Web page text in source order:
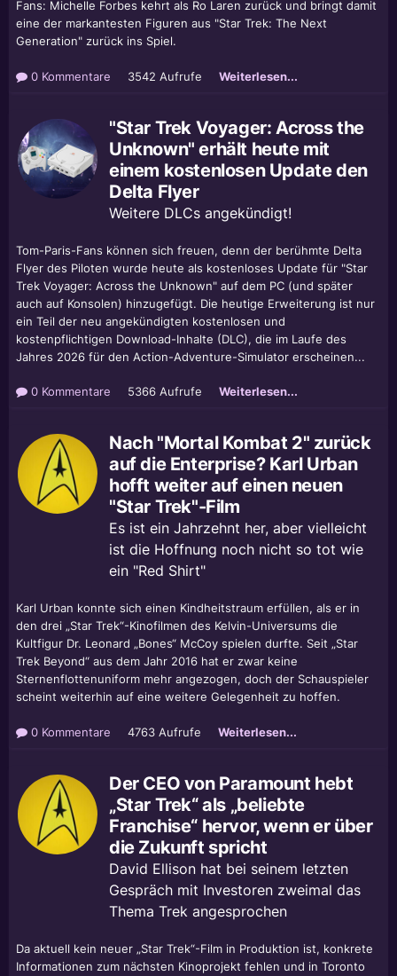
Fans: Michelle Forbes kehrt als Ro Laren zurück und bringt damit
eine der markantesten Figuren aus "Star Trek: The Next
Generation" zurück ins Spiel.
0 Kommentare 3542 Aufrufe Weiterlesen...
"Star Trek Voyager: Across the
Unknown" erhält heute mit
einem kostenlosen Update den
Delta Flyer
Weitere DLCs angekündigt!
Tom-Paris-Fans können sich freuen, denn der berühmte Delta
Flyer des Piloten wurde heute als kostenloses Update für "Star
Trek Voyager: Across the Unknown" auf dem PC (und später
auch auf Konsolen) hinzugefügt. Die heutige Erweiterung ist nur
ein Teil der neu angekündigten kostenlosen und
kostenpflichtigen Download-Inhalte (DLC), die im Laufe des
Jahres 2026 für den Action-Adventure-Simulator erscheinen...
0 Kommentare 5366 Aufrufe Weiterlesen...
Nach "Mortal Kombat 2" zurück
auf die Enterprise? Karl Urban
hofft weiter auf einen neuen
"Star Trek"-Film
Es ist ein Jahrzehnt her, aber vielleicht
ist die Hoffnung noch nicht so tot wie
ein "Red Shirt"
Karl Urban konnte sich einen Kindheitstraum erfüllen, als er in
den drei „Star Trek“-Kinofilmen des Kelvin-Universums die
Kultfigur Dr. Leonard „Bones“ McCoy spielen durfte. Seit „Star
Trek Beyond“ aus dem Jahr 2016 hat er zwar keine
Sternenflottenuniform mehr angezogen, doch der Schauspieler
scheint weiterhin auf eine weitere Gelegenheit zu hoffen.
0 Kommentare 4763 Aufrufe Weiterlesen...
Der CEO von Paramount hebt
„Star Trek“ als „beliebte
Franchise“ hervor, wenn er über
die Zukunft spricht
David Ellison hat bei seinem letzten
Gespräch mit Investoren zweimal das
Thema Trek angesprochen
Da aktuell kein neuer „Star Trek“-Film in Produktion ist, konkrete
Informationen zum nächsten Kinoprojekt fehlen und in Toronto